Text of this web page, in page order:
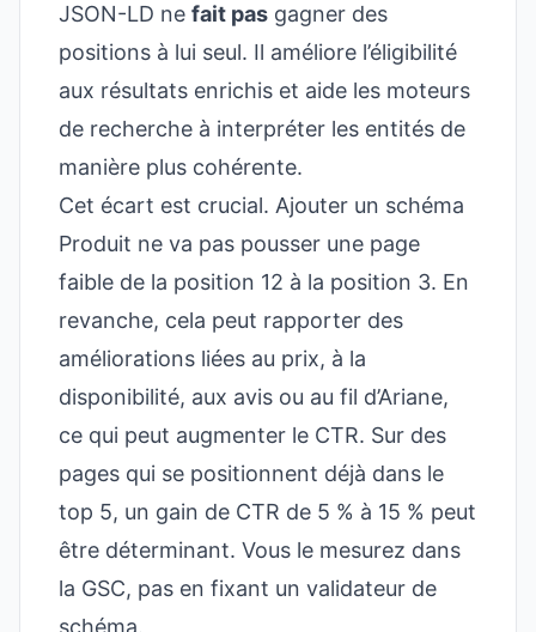
JSON-LD ne fait pas gagner des
positions à lui seul. Il améliore l’éligibilité
aux résultats enrichis et aide les moteurs
de recherche à interpréter les entités de
manière plus cohérente.
Cet écart est crucial. Ajouter un schéma
Produit ne va pas pousser une page
faible de la position 12 à la position 3. En
revanche, cela peut rapporter des
améliorations liées au prix, à la
disponibilité, aux avis ou au fil d’Ariane,
ce qui peut augmenter le CTR. Sur des
pages qui se positionnent déjà dans le
top 5, un gain de CTR de 5 % à 15 % peut
être déterminant. Vous le mesurez dans
la GSC, pas en fixant un validateur de
schéma.